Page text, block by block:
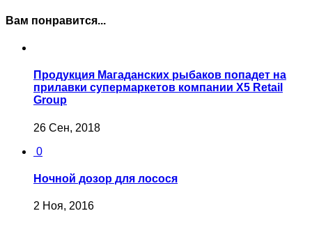
Вам понравится...
Продукция Магаданских рыбаков попадет на
прилавки супермаркетов компании X5 Retail
Group
26 Сен, 2018
0
Ночной дозор для лосося
2 Ноя, 2016